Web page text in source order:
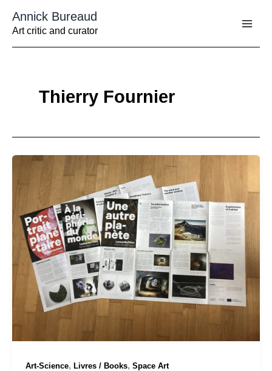
contenu
Annick Bureaud
Art critic and curator
Thierry Fournier
Art-Science, Livres / Books, Space Art